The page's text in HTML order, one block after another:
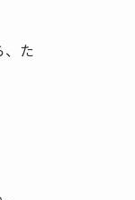
、た